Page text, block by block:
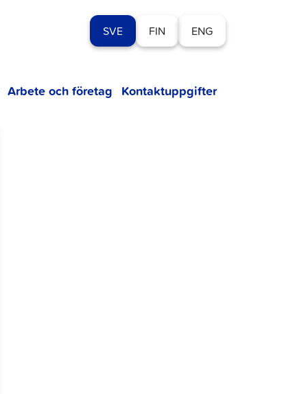
SVE FIN ENG
Arbete och företag Kontaktuppgifter